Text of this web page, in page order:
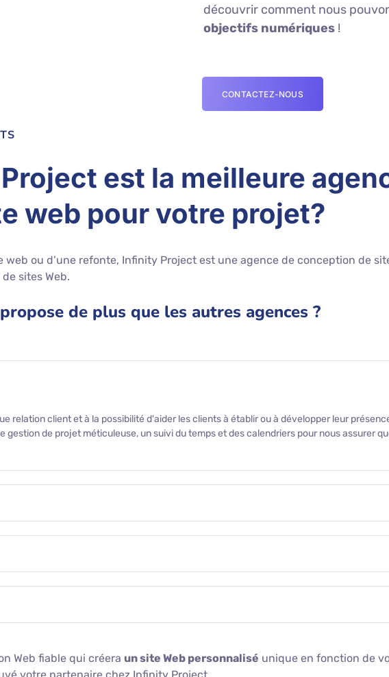
découvrir comment nous
objectifs numériques !
CONTACTEZ-NOUS
est la meilleure
web pour votre projet?
web ou d’une refonte, Infinity Project est une agence de conception de
sites Web.
de plus que les autres agences ?
relation client et à la possibilité d'aider les clients à établir ou à développer leur
de projet méticuleuse, un suivi du temps et des calendriers pour nous assurer
Web fiable qui créera un site Web personnalisé unique en fonction de